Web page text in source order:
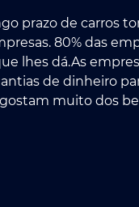
prazo de carros
80% das
lhes dá.As
de dinheiro
muito dos